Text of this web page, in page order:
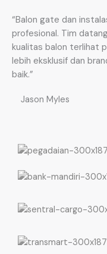
“Balon gate dan
profesional. Tim
kualitas balon terlihat
lebih eksklusif dan
baik.”
Jason Myles